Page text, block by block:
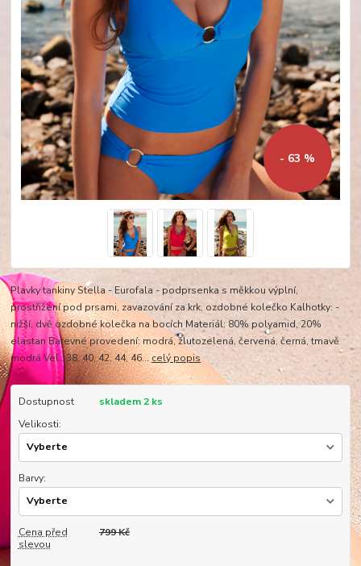
- 63 %
Plavky tankiny Stella - Eurofala - podprsenka s měkkou výplní,
prostřižení pod prsami, zavazování za krk, ozdobné kolečko Kalhotky: -
nižší, dvě ozdobné kolečka na bocích Materiál: 80% polyamid, 20%
elastan Barevné provedení: modrá, žlutozelená, červená, černá, tmavě
modrá Vel.: 38, 40, 42, 44, 46...celý popis
Dostupnost
skladem 2 ks
Velikosti:
Barvy:
Cena před
slevou
799 Kč